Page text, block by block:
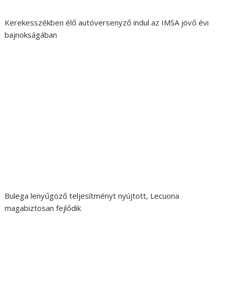
Kerekesszékben élő autóversenyző indul az IMSA jövő évi
bajnokságában
Bulega lenyűgöző teljesítményt nyújtott, Lecuona
magabiztosan fejlődik